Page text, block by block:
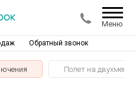
Меню
Обратный звонок
Полет на